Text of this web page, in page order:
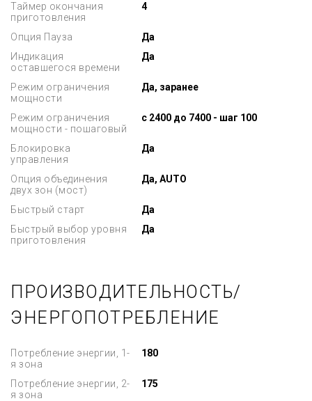
Таймер окончания
приготовления
4
Опция Пауза
Да
Индикация
оставшегося времени
Да
Режим ограничения
мощности
Да, заранее
Режим ограничения
мощности - пошаговый
с 2400 до 7400 - шаг 100
Блокировка
управления
Да
Опция объединения
двух зон (мост)
Да, AUTO
Быстрый старт
Да
Быстрый выбор уровня
приготовления
Да
ПРОИЗВОДИТЕЛЬНОСТЬ/
ЭНЕРГОПОТРЕБЛЕНИЕ
Потребление энергии, 1-
я зона
180
Потребление энергии, 2-
я зона
175